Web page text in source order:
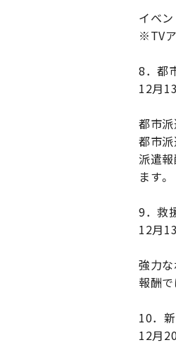
イベ
※TVア
8．都
12月
都市派
都市派
派遣報
ます。
9．救
12月
強力な
報酬
10．
12月